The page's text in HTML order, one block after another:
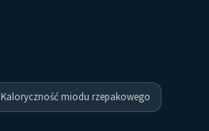
Kaloryczność miodu rzepakowego